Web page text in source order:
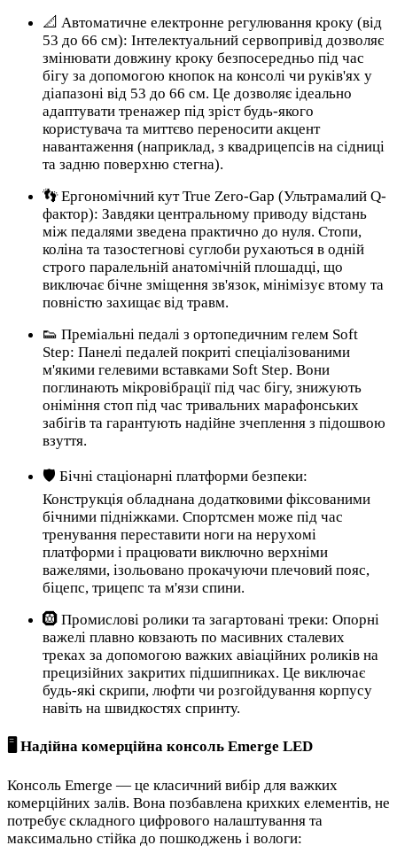
📐 Автоматичне електронне регулювання кроку (від
53 до 66 см): Інтелектуальний сервопривід дозволяє
змінювати довжину кроку безпосередньо під час
бігу за допомогою кнопок на консолі чи руків'ях у
діапазоні від 53 до 66 см. Це дозволяє ідеально
адаптувати тренажер під зріст будь-якого
користувача та миттєво переносити акцент
навантаження (наприклад, з квадрицепсів на сідниці
та задню поверхню стегна).
👣 Ергономічний кут True Zero-Gap (Ультрамалий Q-
фактор): Завдяки центральному приводу відстань
між педалями зведена практично до нуля. Стопи,
коліна та тазостегнові суглоби рухаються в одній
строго паралельній анатомічній плошадці, що
виключає бічне зміщення зв'язок, мінімізує втому та
повністю захищає від травм.
👟 Преміальні педалі з ортопедичним гелем Soft
Step: Панелі педалей покриті спеціалізованими
м'якими гелевими вставками Soft Step. Вони
поглинають мікровібрації під час бігу, знижують
оніміння стоп під час тривальних марафонських
забігів та гарантують надійне зчеплення з підошвою
взуття.
🛡️ Бічні стаціонарні платформи безпеки:
Конструкція обладнана додатковими фіксованими
бічними підніжками. Спортсмен може під час
тренування переставити ноги на нерухомі
платформи і працювати виключно верхніми
важелями, ізольовано прокачуючи плечовий пояс,
біцепс, трицепс та м'язи спини.
🛞 Промислові ролики та загартовані треки: Опорні
важелі плавно ковзають по масивних сталевих
треках за допомогою важких авіаційних роликів на
прецизійних закритих підшипниках. Це виключає
будь-які скрипи, люфти чи розгойдування корпусу
навіть на швидкостях спринту.
🖥️ Надійна комерційна консоль Emerge LED
Консоль Emerge — це класичний вибір для важких
комерційних залів. Вона позбавлена крихких елементів, не
потребує складного цифрового налаштування та
максимально стійка до пошкоджень і вологи: